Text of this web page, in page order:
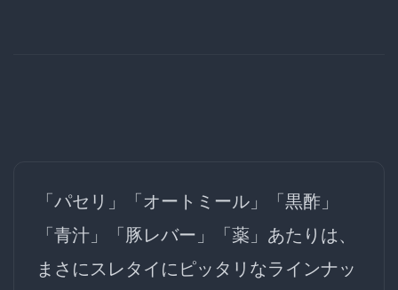
「パセリ」「オートミール」「黒酢」
「青汁」「豚レバー」「薬」あたりは、
まさにスレタイにピッタリなラインナッ